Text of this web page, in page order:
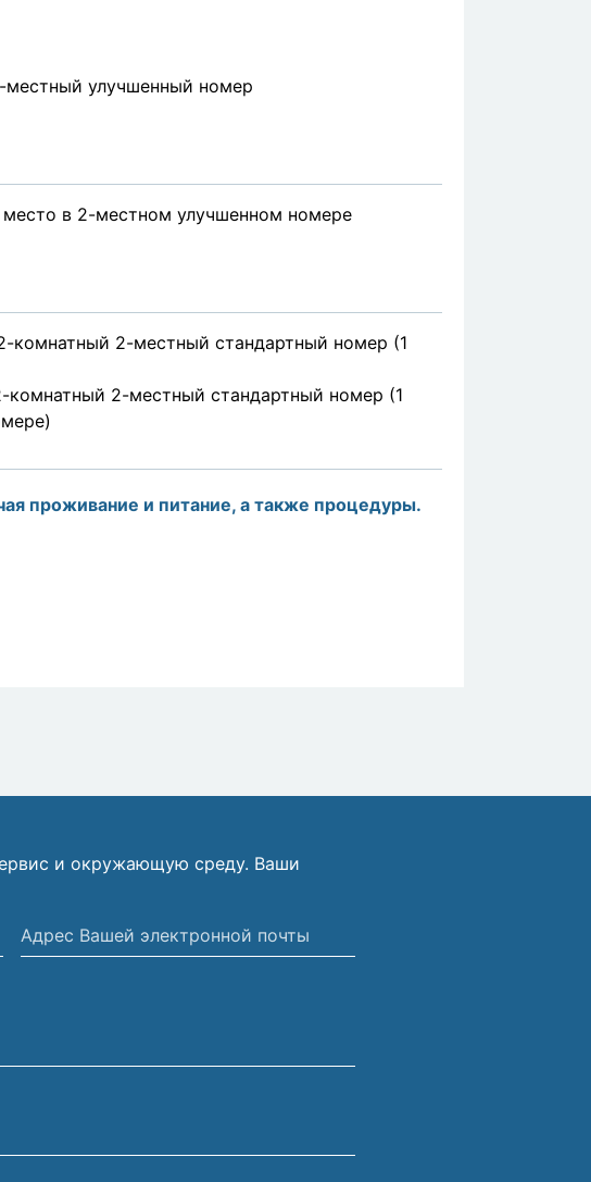
местный улучшенный номер
место в 2-местном улучшенном номере
комнатный 2-местный стандартный номер (1
комнатный 2-местный стандартный номер (1
проживание и питание, а также процедуры.
и окружающую среду. Ваши
Адрес
Вашей